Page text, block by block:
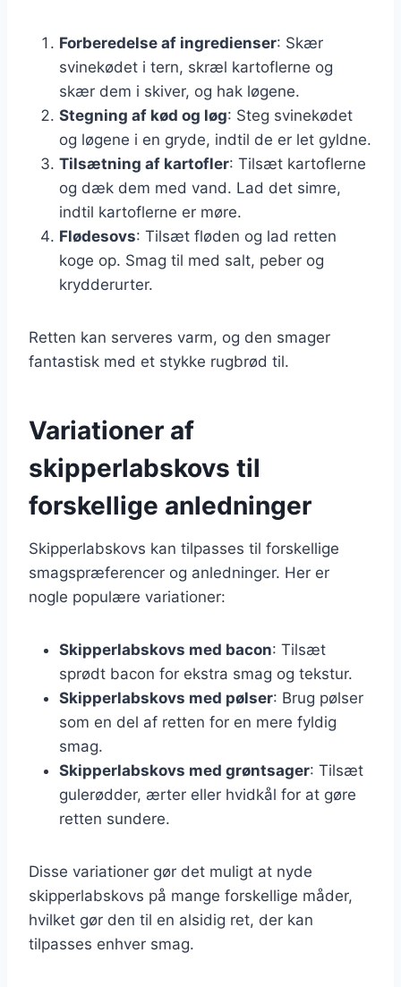
Forberedelse af ingredienser: Skær
svinekødet i tern, skræl kartoflerne og
skær dem i skiver, og hak løgene.
Stegning af kød og løg: Steg svinekødet
og løgene i en gryde, indtil de er let gyldne.
Tilsætning af kartofler: Tilsæt kartoflerne
og dæk dem med vand. Lad det simre,
indtil kartoflerne er møre.
Flødesovs: Tilsæt fløden og lad retten
koge op. Smag til med salt, peber og
krydderurter.
Retten kan serveres varm, og den smager
fantastisk med et stykke rugbrød til.
Variationer af
skipperlabskovs til
forskellige anledninger
Skipperlabskovs kan tilpasses til forskellige
smagspræferencer og anledninger. Her er
nogle populære variationer:
Skipperlabskovs med bacon: Tilsæt
sprødt bacon for ekstra smag og tekstur.
Skipperlabskovs med pølser: Brug pølser
som en del af retten for en mere fyldig
smag.
Skipperlabskovs med grøntsager: Tilsæt
gulerødder, ærter eller hvidkål for at gøre
retten sundere.
Disse variationer gør det muligt at nyde
skipperlabskovs på mange forskellige måder,
hvilket gør den til en alsidig ret, der kan
tilpasses enhver smag.